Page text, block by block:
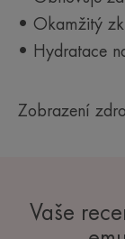
• Okamžitý
• Hydratace
Zobrazení
Vaše